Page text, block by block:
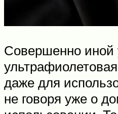
Совершенно иной
даже для
не говоря уже о